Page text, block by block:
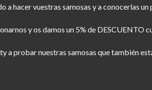
a hacer vuestras samosas y a conocerlas un
y os damos un 5% de DESCUENTO
a probar nuestras samosas que también